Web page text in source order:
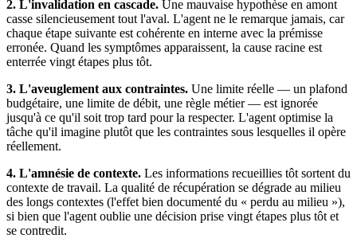
2. L'invalidation en cascade. Une mauvaise hypothèse en amont
casse silencieusement tout l'aval. L'agent ne le remarque jamais, car
chaque étape suivante est cohérente en interne avec la prémisse
erronée. Quand les symptômes apparaissent, la cause racine est
enterrée vingt étapes plus tôt.
3. L'aveuglement aux contraintes. Une limite réelle — un plafond
budgétaire, une limite de débit, une règle métier — est ignorée
jusqu'à ce qu'il soit trop tard pour la respecter. L'agent optimise la
tâche qu'il imagine plutôt que les contraintes sous lesquelles il opère
réellement.
4. L'amnésie de contexte. Les informations recueillies tôt sortent du
contexte de travail. La qualité de récupération se dégrade au milieu
des longs contextes (l'effet bien documenté du « perdu au milieu »),
si bien que l'agent oublie une décision prise vingt étapes plus tôt et
se contredit.